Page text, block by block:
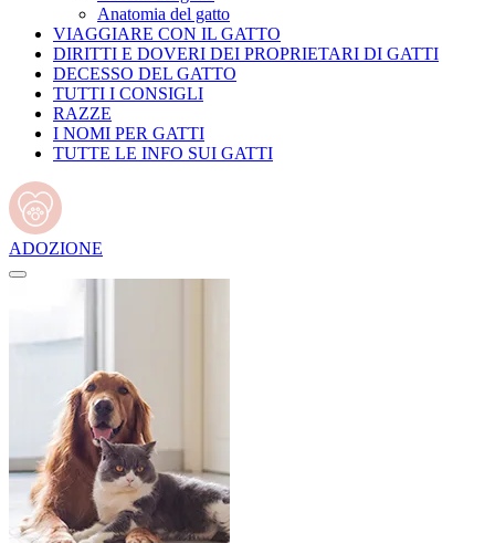
Anatomia del gatto
VIAGGIARE CON IL GATTO
DIRITTI E DOVERI DEI PROPRIETARI DI GATTI
DECESSO DEL GATTO
TUTTI I CONSIGLI
RAZZE
I NOMI PER GATTI
TUTTE LE INFO SUI GATTI
ADOZIONE